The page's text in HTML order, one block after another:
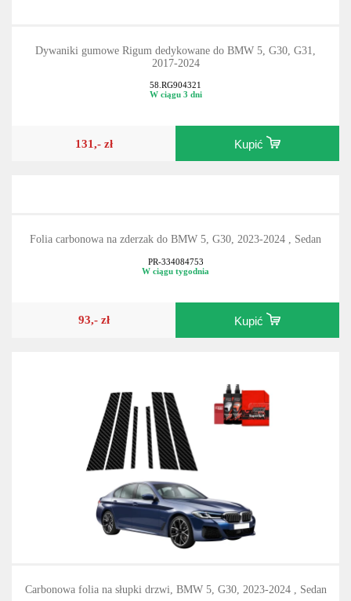
Dywaniki gumowe Rigum dedykowane do BMW 5, G30, G31,
2017-2024
58.RG904321
W ciągu 3 dni
131,- zł Kupić
Folia carbonowa na zderzak do BMW 5, G30, 2023-2024 , Sedan
PR-334084753
W ciągu tygodnia
93,- zł Kupić
Carbonowa folia na słupki drzwi, BMW 5, G30, 2023-2024 , Sedan